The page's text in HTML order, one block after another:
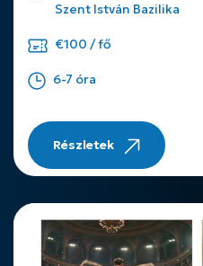
Szent István Bazilika
€100 / fő
6-7 óra
Részletek